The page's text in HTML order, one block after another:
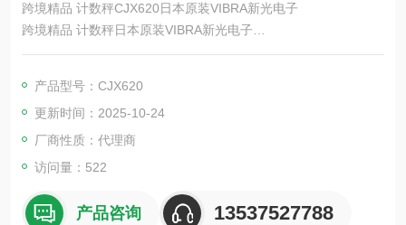
跨境精品 计数秤CJX620日本原装VIBRA新光电子
跨境精品 计数秤日本原装VIBRA新光电子
组合门机构，让您可以用一只手自由地向左、向右或两侧打开
宽阔的门洞
带背光功能的显示屏，可显示易于读取的大数字
保持高精度的“全自动量程调整"功能
产品型号：CJX620
更新时间：2025-10-24
厂商性质：代理商
访问量：522
产品咨询 13537527788